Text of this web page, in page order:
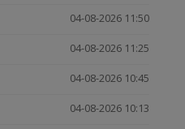
04-08-2026 11:50
04-08-2026 11:25
04-08-2026 10:45
04-08-2026 10:13